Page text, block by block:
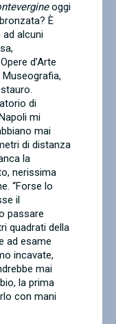
oggi
È
ad alcuni
d’Arte
di
mi
mai
di distanza
la
nerissima
“Forse lo
il
passare
quadrati della
ad esame
incavate,
mai
la prima
con mani